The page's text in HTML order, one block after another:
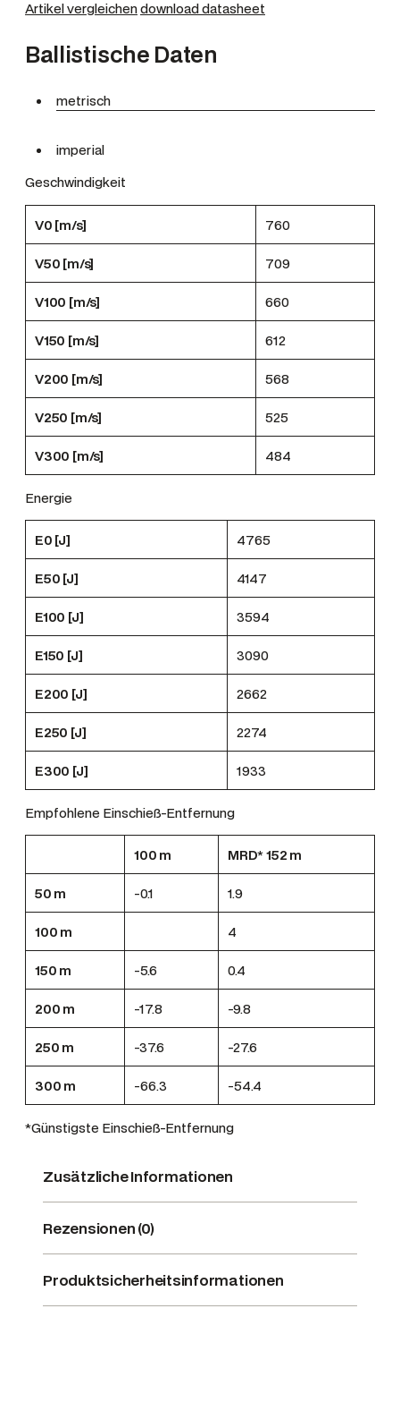
Artikel vergleichendownload datasheet
Ballistische Daten
metrisch
imperial
Geschwindigkeit
V0 [m/s] 760
V50 [m/s] 709
V100 [m/s] 660
V150 [m/s] 612
V200 [m/s] 568
V250 [m/s] 525
V300 [m/s] 484
Energie
E0 [J] 4765
E50 [J] 4147
E100 [J] 3594
E150 [J] 3090
E200 [J] 2662
E250 [J] 2274
E300 [J] 1933
Empfohlene Einschieß-Entfernung
100 m MRD* 152 m
50 m -0.1 1.9
100 m 4
150 m -5.6 0.4
200 m -17.8 -9.8
250 m -37.6 -27.6
300 m -66.3 -54.4
*Günstigste Einschieß-Entfernung
Zusätzliche Informationen
Rezensionen (0)
Produktsicherheitsinformationen